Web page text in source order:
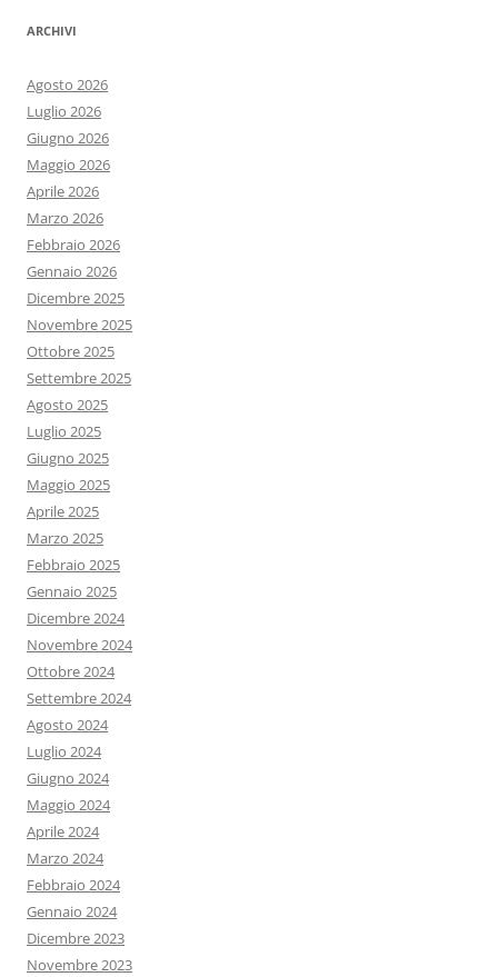
ARCHIVI
Agosto 2026
Luglio 2026
Giugno 2026
Maggio 2026
Aprile 2026
Marzo 2026
Febbraio 2026
Gennaio 2026
Dicembre 2025
Novembre 2025
Ottobre 2025
Settembre 2025
Agosto 2025
Luglio 2025
Giugno 2025
Maggio 2025
Aprile 2025
Marzo 2025
Febbraio 2025
Gennaio 2025
Dicembre 2024
Novembre 2024
Ottobre 2024
Settembre 2024
Agosto 2024
Luglio 2024
Giugno 2024
Maggio 2024
Aprile 2024
Marzo 2024
Febbraio 2024
Gennaio 2024
Dicembre 2023
Novembre 2023